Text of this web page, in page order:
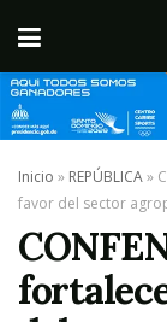
Inicio » REPÚBLICA»
favor del sector